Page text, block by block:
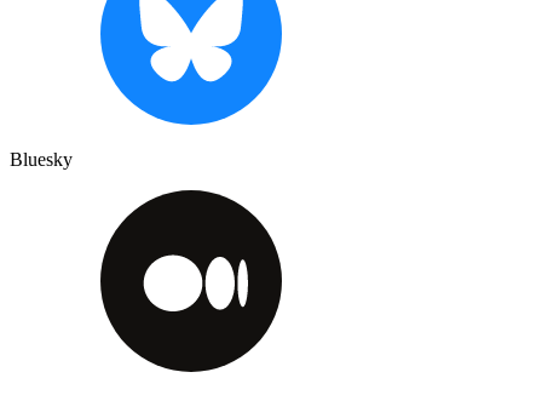
Bluesky